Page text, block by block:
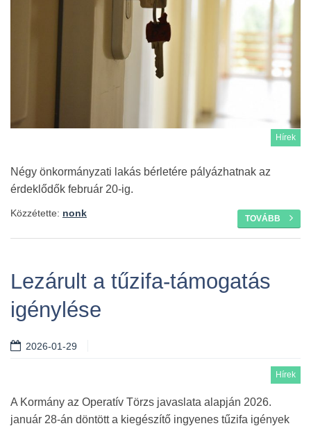
Hírek
Négy önkormányzati lakás bérletére pályázhatnak az
érdeklődők február 20-ig.
TOVÁBB
Közzétette: nonk
Lezárult a tűzifa-támogatás
igénylése
2026-01-29
Hírek
A Kormány az Operatív Törzs javaslata alapján 2026.
január 28-án döntött a kiegészítő ingyenes tűzifa igények